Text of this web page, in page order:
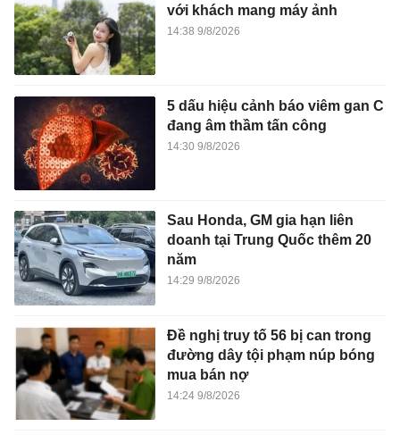
với khách mang máy ảnh
14:38 9/8/2026
5 dấu hiệu cảnh báo viêm gan C
đang âm thầm tấn công
14:30 9/8/2026
Sau Honda, GM gia hạn liên
doanh tại Trung Quốc thêm 20
năm
14:29 9/8/2026
Đề nghị truy tố 56 bị can trong
đường dây tội phạm núp bóng
mua bán nợ
14:24 9/8/2026